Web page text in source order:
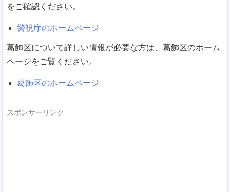
をご確認ください。
警視庁のホームページ
葛飾区について詳しい情報が必要な方は、葛飾区のホーム
ページをご覧ください。
葛飾区のホームページ
スポンサーリンク